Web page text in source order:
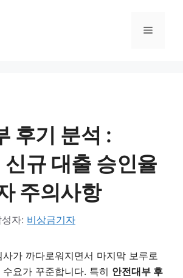
메
후기 분석 :
규 대출 승인율
주의사항
자: 비상금기자
가 까다로워지면서 마지막 보루로
요가 꾸준합니다. 특히 안전대부 후